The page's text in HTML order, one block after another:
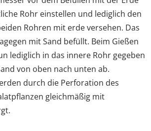
Rohr einstellen und lediglich den
Rohren mit erde versehen. Das
mit Sand befüllt. Beim Gießen
lediglich in das innere Rohr gegeben
von oben nach unten ab.
durch die Perforation des
gleichmäßig mit